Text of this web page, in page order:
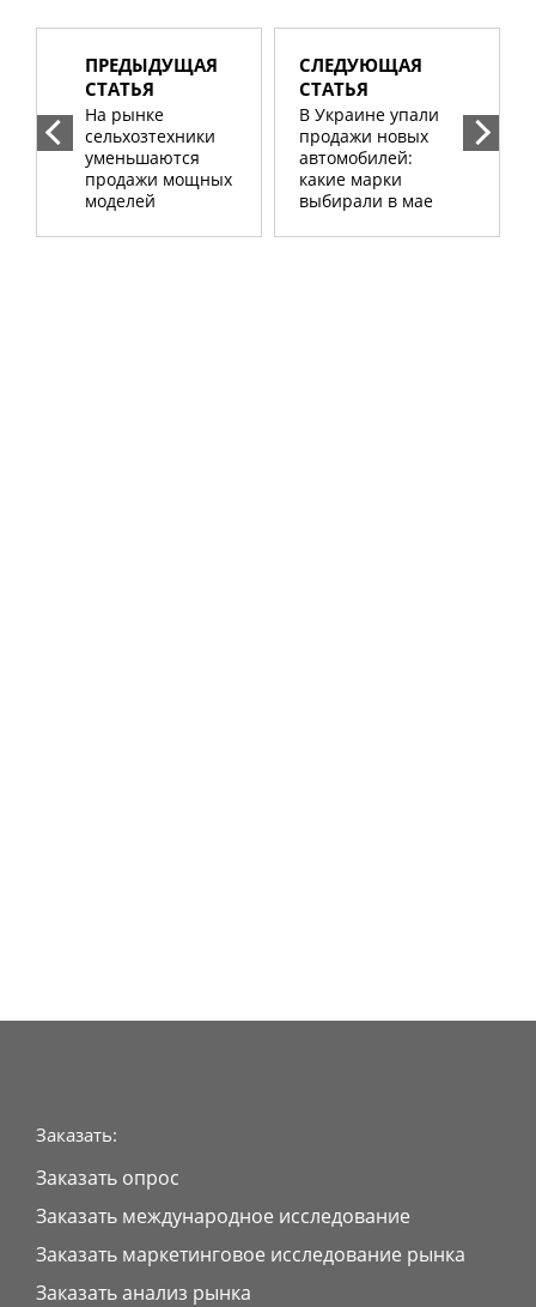
ПРЕДЫДУЩАЯ
СТАТЬЯ
На рынке
сельхозтехники
уменьшаются
продажи мощных
моделей
СЛЕДУЮЩАЯ
СТАТЬЯ
В Украине упали
продажи новых
автомобилей:
какие марки
выбирали в мае
Заказать:
Заказать опрос
Заказать международное исследование
Заказать маркетинговое исследование рынка
Заказать анализ рынка